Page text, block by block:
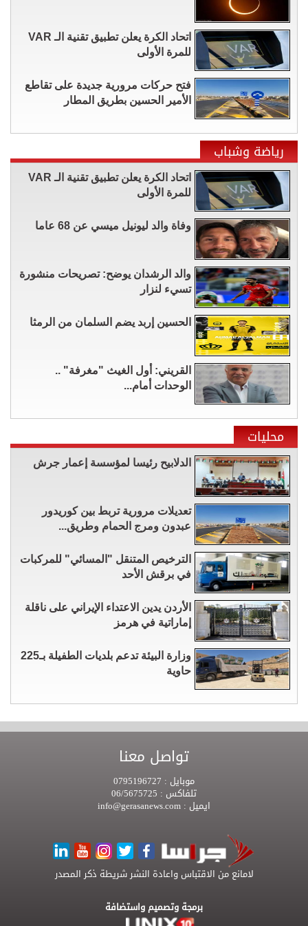
اتحاد الكرة يعلن تطبيق تقنية الـ VAR
للمرة الأولى
فتح حركات مرورية جديدة على تقاطع
الأمير الحسين بطريق المطار
رياضة وشباب
اتحاد الكرة يعلن تطبيق تقنية الـ VAR
للمرة الأولى
وفاة والد ليونيل ميسي عن 68 عاما
والد الرشدان يوضح: تصريحات منشورة
تسيء لنزار
الحسين إربد يضم السلمان من الرمثا
القريني: أول الغيث "مغرفة" ..
الوحدات أمام...
محليات
الدلابيح رئيسا لمؤسسة إعمار جرش
تعديلات مرورية تربط بين كوريدور
عبدون ومرج الحمام وطريق...
الترخيص المتنقل "المسائي" للمركبات
في برقش الأحد
الأردن يدين الاعتداء الإيراني على ناقلة
إماراتية في هرمز
وزارة البيئة تدعم بلديات الطفيلة بـ225
حاوية
تواصل معنا
موبايل :
تلفاكس :
ايميل :
لامانع من الاقتباس واعادة النشر شريطة ذكر المصدر
برمجة وتصميم واستضافة